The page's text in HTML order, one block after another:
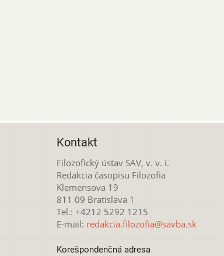
Kontakt
Filozofický ústav SAV, v. v. i.
Redakcia časopisu Filozofia
Klemensova 19
811 09 Bratislava 1
Tel.: +4212 5292 1215
E-mail: redakcia.filozofia@savba.sk
Korešpondenčná adresa